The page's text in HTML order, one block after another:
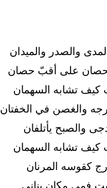
والصدر والميدان
على أقبّ حصان
كيف تشابه السهمان
والغصن في الخفتان
والصبح يأتلفان
كيف تشابه السهمان
كقوسه المرنان
فمي مكان بناني